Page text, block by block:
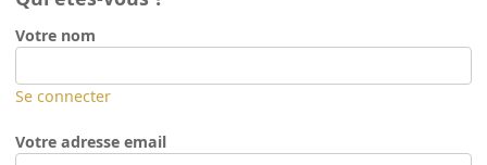
Votre nom
Se connecter
Votre adresse email